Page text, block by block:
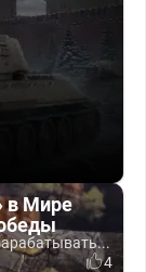
в Мире
4